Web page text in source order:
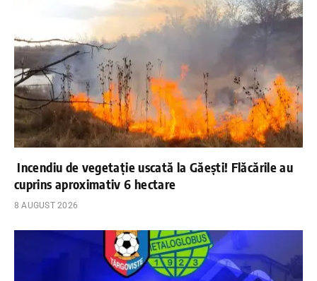
Incendiu de vegetație uscată la Găești! Flăcările au
cuprins aproximativ 6 hectare
8 AUGUST 2026